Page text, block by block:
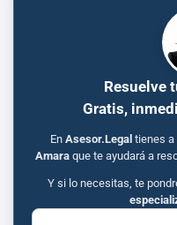
Resuelve
Gratis,
En Asesor.Legal tienes
Amara que te ayudará a
Y si lo necesitas, te